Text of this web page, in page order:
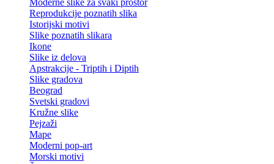
Moderne slike za svaki prostor
Reprodukcije poznatih slika
Istorijski motivi
Slike poznatih slikara
Ikone
Slike iz delova
Apstrakcije - Triptih i Diptih
Slike gradova
Beograd
Svetski gradovi
Kružne slike
Pejzaži
Mape
Moderni pop-art
Morski motivi